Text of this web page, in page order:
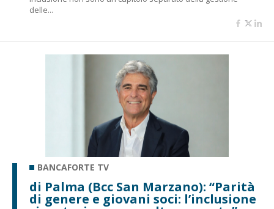
delle...
BANCAFORTE TV
di Palma (Bcc San Marzano): “Parità
di genere e giovani soci: l’inclusione